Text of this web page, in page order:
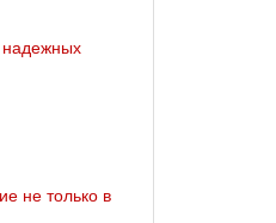
надежных
не только в